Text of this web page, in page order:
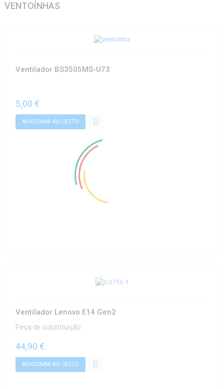
VENTOÍNHAS
Ventilador BS3505MS-U73
5,00 €
Ventilador Lenovo E14 Gen2
Peça de substituição
44,90 €